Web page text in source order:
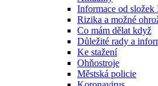
Informace od složek
Rizika a možné
Co mám dělat když
Důležité rady a
Ke stažení
Ohňostroje
Městská policie